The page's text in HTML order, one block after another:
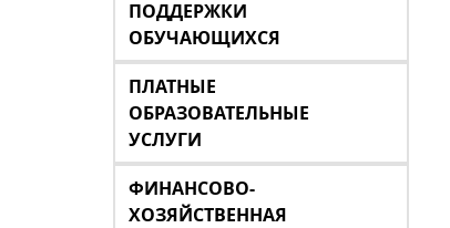
ПОДДЕРЖКИ
ОБУЧАЮЩИХСЯ
ПЛАТНЫЕ
ОБРАЗОВАТЕЛЬНЫЕ
УСЛУГИ
ФИНАНСОВО-
ХОЗЯЙСТВЕННАЯ